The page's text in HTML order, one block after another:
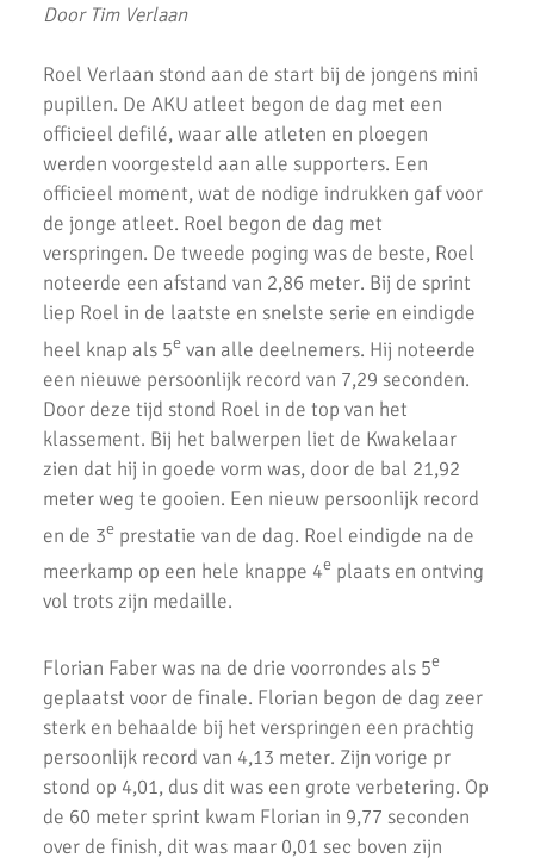
Emmanuella Amani Nederlands Kampioen hoogspringen
Roel Verlaan Nederlands Kampioen Vortexwerpen U12
AKU Junioren plaatsen zich voor landelijke finale
Fleur Hofmijster zilver bij nationale indoorwedstrijden atletiek
AKU jeugd succesvol tijdens nationale indoorwedstrijd.
AKU zeer succesvol tijdens NK cross
Mark Westra 6e op NK meerkamp
2 team podiumplaatsen en 2 individuele ereprijzen voor AKU bij
de Noord-Hollandse Kampioenschappen
Fleur Hofmijster 2e van Nederland op de 1000 meter.
2x Zilver voor AKU-atleten bij CD Evening Games
Competitie wedstrijden U18/U20
Atletiek Klub Uithoorn (AKU) CD junioren sluiten meerkamp
competitie sterk af!
AKU CD Junioren presteren goed bij 2e competitiewedstrijd in
Amsterdam
AKU atleten starten baanseizoen
AKU jeugd succesvol tijdens nationale indoorwedstrijden
Door Tim Verlaan
Roel Verlaan stond aan de start bij de jongens mini
pupillen. De AKU atleet begon de dag met een
officieel defilé, waar alle atleten en ploegen
werden voorgesteld aan alle supporters. Een
officieel moment, wat de nodige indrukken gaf voor
de jonge atleet. Roel begon de dag met
verspringen. De tweede poging was de beste, Roel
noteerde een afstand van 2,86 meter. Bij de sprint
liep Roel in de laatste en snelste serie en eindigde
heel knap als 5e van alle deelnemers. Hij noteerde
een nieuwe persoonlijk record van 7,29 seconden.
Door deze tijd stond Roel in de top van het
klassement. Bij het balwerpen liet de Kwakelaar
zien dat hij in goede vorm was, door de bal 21,92
meter weg te gooien. Een nieuw persoonlijk record
en de 3e prestatie van de dag. Roel eindigde na de
meerkamp op een hele knappe 4e plaats en ontving
vol trots zijn medaille.
Florian Faber was na de drie voorrondes als 5e
geplaatst voor de finale. Florian begon de dag zeer
sterk en behaalde bij het verspringen een prachtig
persoonlijk record van 4,13 meter. Zijn vorige pr
stond op 4,01, dus dit was een grote verbetering. Op
de 60 meter sprint kwam Florian in 9,77 seconden
over de finish, dit was maar 0,01 sec boven zijn